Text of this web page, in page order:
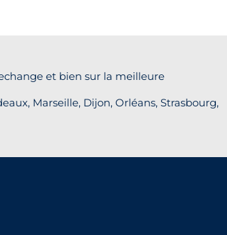
et bien sur la meilleure
Marseille, Dijon, Orléans, Strasbourg,